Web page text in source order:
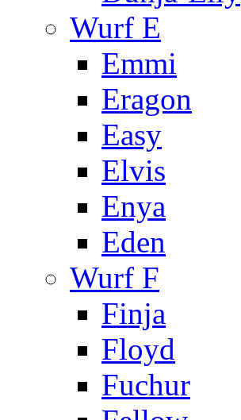
Wurf E
Emmi
Eragon
Easy
Elvis
Enya
Eden
Wurf F
Finja
Floyd
Fuchur